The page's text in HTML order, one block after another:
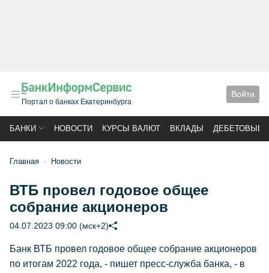
Портал о банках Екатеринбурга
Войти
БАНКИ НОВОСТИ КУРСЫ ВАЛЮТ ВКЛАДЫ ДЕБЕТОВЫЕ
Главная Новости
ВТБ провел годовое общее
собрание акционеров
04.07.2023 09:00 (мск+2)
Банк ВТБ провел годовое общее собрание акционеров
по итогам 2022 года, - пишет пресс-служба банка, - в